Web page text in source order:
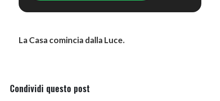
La Casa comincia dalla Luce.
Condividi questo post